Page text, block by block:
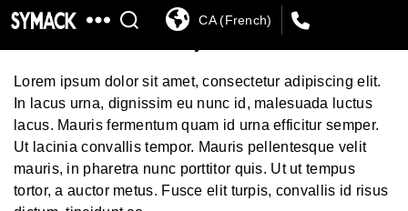
CA (French)
Lorem ipsum dolor sit amet, consectetur adipiscing elit.
In lacus urna, dignissim eu nunc id, malesuada luctus
lacus. Mauris fermentum quam id urna efficitur semper.
Ut lacinia convallis tempor. Mauris pellentesque velit
mauris, in pharetra nunc porttitor quis. Ut ut tempus
tortor, a auctor metus. Fusce elit turpis, convallis id risus